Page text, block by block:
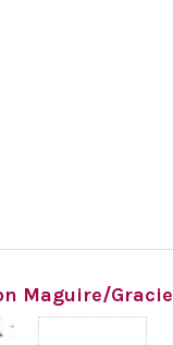
Maguire/Gracie